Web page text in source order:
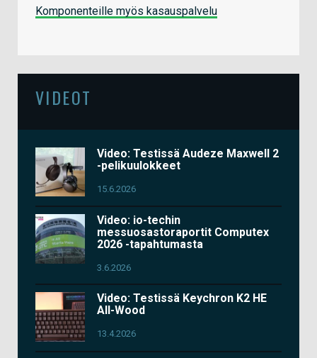
Komponenteille myös kasauspalvelu
VIDEOT
Video: Testissä Audeze Maxwell 2
-pelikuulokkeet
15.6.2026
Video: io-techin
messuosastoraportit Computex
2026 -tapahtumasta
3.6.2026
Video: Testissä Keychron K2 HE
All-Wood
13.4.2026